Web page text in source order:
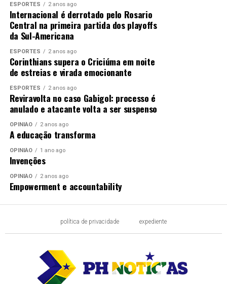
ESPORTES 2 anos ago
Internacional é derrotado pelo Rosario
Central na primeira partida dos playoffs
da Sul-Americana
ESPORTES 2 anos ago
Corinthians supera o Criciúma em noite
de estreias e virada emocionante
ESPORTES 2 anos ago
Reviravolta no caso Gabigol: processo é
anulado e atacante volta a ser suspenso
OPINIÃO 2 anos ago
A educação transforma
OPINIÃO 1 ano ago
Invenções
OPINIÃO 2 anos ago
Empowerment e accountability
política de privacidade expediente